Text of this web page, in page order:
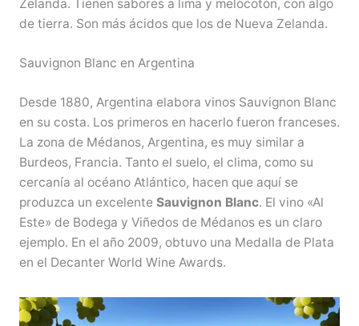
Zelanda. Tienen sabores a lima y melocotón, con algo
de tierra. Son más ácidos que los de Nueva Zelanda.
Sauvignon Blanc en Argentina
Desde 1880, Argentina elabora vinos Sauvignon Blanc
en su costa. Los primeros en hacerlo fueron franceses.
La zona de Médanos, Argentina, es muy similar a
Burdeos, Francia. Tanto el suelo, el clima, como su
cercanía al océano Atlántico, hacen que aquí se
produzca un excelente Sauvignon Blanc. El vino «Al
Este» de Bodega y Viñedos de Médanos es un claro
ejemplo. En el año 2009, obtuvo una Medalla de Plata
en el Decanter World Wine Awards.